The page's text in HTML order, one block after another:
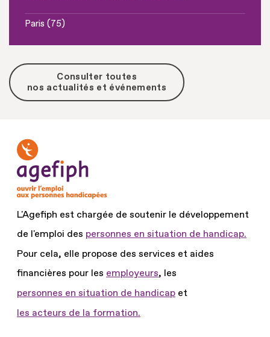
Paris (75)
Consulter toutes
nos actualités et événements
L'Agefiph est chargée de soutenir le développement
de l'emploi des personnes en situation de handicap.
Pour cela, elle propose des services et aides
financières pour les employeurs, les
personnes en situation de handicap et
les acteurs de la formation.